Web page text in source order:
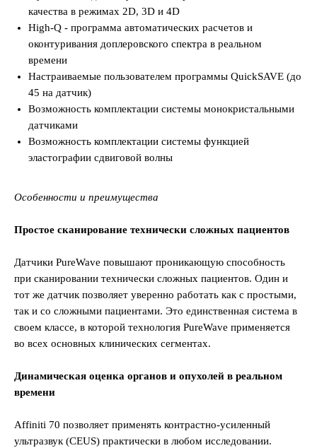
качества в режимах 2D, 3D и 4D
High-Q - программа автоматических расчетов и
оконтуривания доплеровского спектра в реальном
времени
Настраиваемые пользователем программы QuickSAVE (до
45 на датчик)
Возможность комплектации системы монокристальными
датчиками
Возможность комплектации системы функцией
эластографии сдвиговой волны
Особенности и преимущества
Простое сканирование технически сложных пациентов
Датчики PureWave повышают проникающую способность
при сканировании технически сложных пациентов. Один и
тот же датчик позволяет уверенно работать как с простыми,
так и со сложными пациентами. Это единственная система в
своем классе, в которой технология PureWave применяется
во всех основных клинических сегментах.
Динамическая оценка органов и опухолей в реальном
времени
Affiniti 70 позволяет применять контрастно-усиленный
ультразвук (CEUS) практически в любом исследовании.